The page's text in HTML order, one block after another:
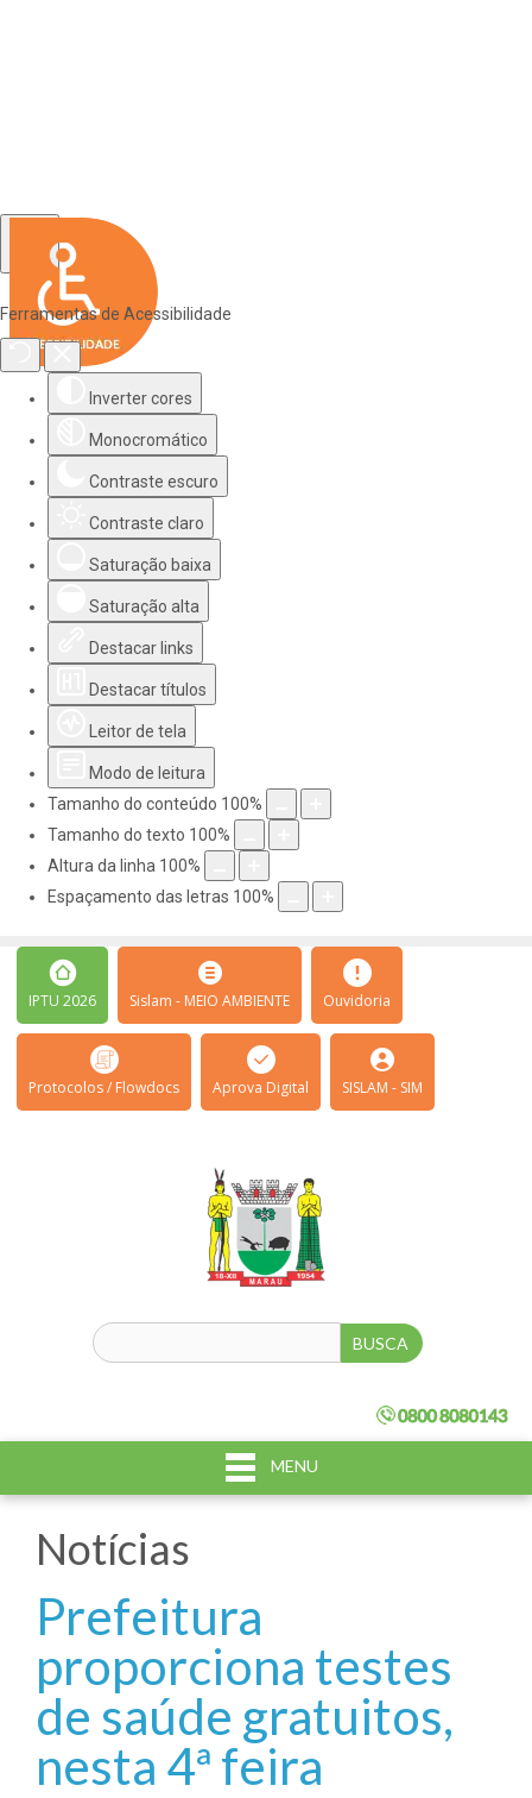
Ferramentas de Acessibilidade
Inverter cores
Monocromático
Contraste escuro
Contraste claro
Saturação baixa
Saturação alta
Destacar links
Destacar títulos
Leitor de tela
Modo de leitura
Tamanho do conteúdo 100%
Tamanho do texto 100%
Altura da linha 100%
Espaçamento das letras 100%
IPTU 2026 Sislam - MEIO AMBIENTE Ouvidoria
Protocolos / Flowdocs Aprova Digital SISLAM - SIM
MENU
Notícias
Prefeitura
proporciona testes
de saúde gratuitos,
nesta 4ª feira